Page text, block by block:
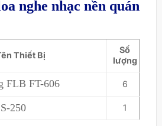
nghe nhạc nền quán
Thiết Bị
Số
lượng
FLB FT-606 6
250 1